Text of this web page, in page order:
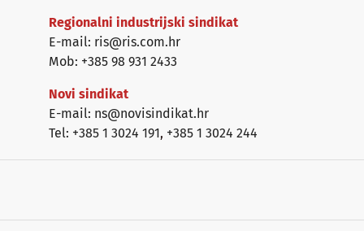
Regionalni industrijski sindikat
E-mail: ris@ris.com.hr
Mob: +385 98 931 2433
Novi sindikat
E-mail: ns@novisindikat.hr
Tel: +385 1 3024 191, +385 1 3024 244